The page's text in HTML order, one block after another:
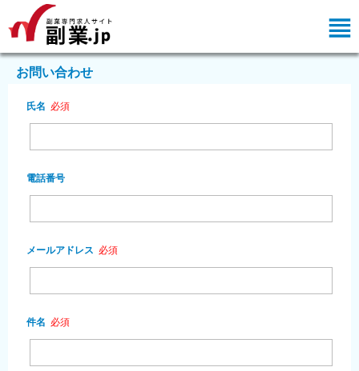
お問い合わせ
氏名 必須
電話番号
メールアドレス 必須
件名 必須